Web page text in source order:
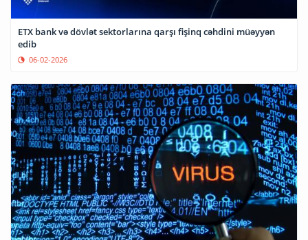
ETX bank və dövlət sektorlarına qarşı fişinq cəhdini müəyyən
edib
06-02-2026